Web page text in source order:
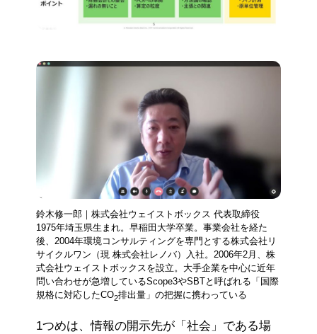
鈴木修一郎｜株式会社ウェイストボックス 代表取締役
1975年埼玉県生まれ。早稲田大学卒業。事業会社を経た
後、2004年環境コンサルティングを専門とする株式会社リ
サイクルワン（現 株式会社レノバ）入社。2006年2月、株
式会社ウェイストボックスを設立。大手企業を中心に近年
問い合わせが急増しているScope3やSBTと呼ばれる「国際
規格に対応したCO2排出量」の把握に携わっている
1つめは、情報の開示先が「社会」である場